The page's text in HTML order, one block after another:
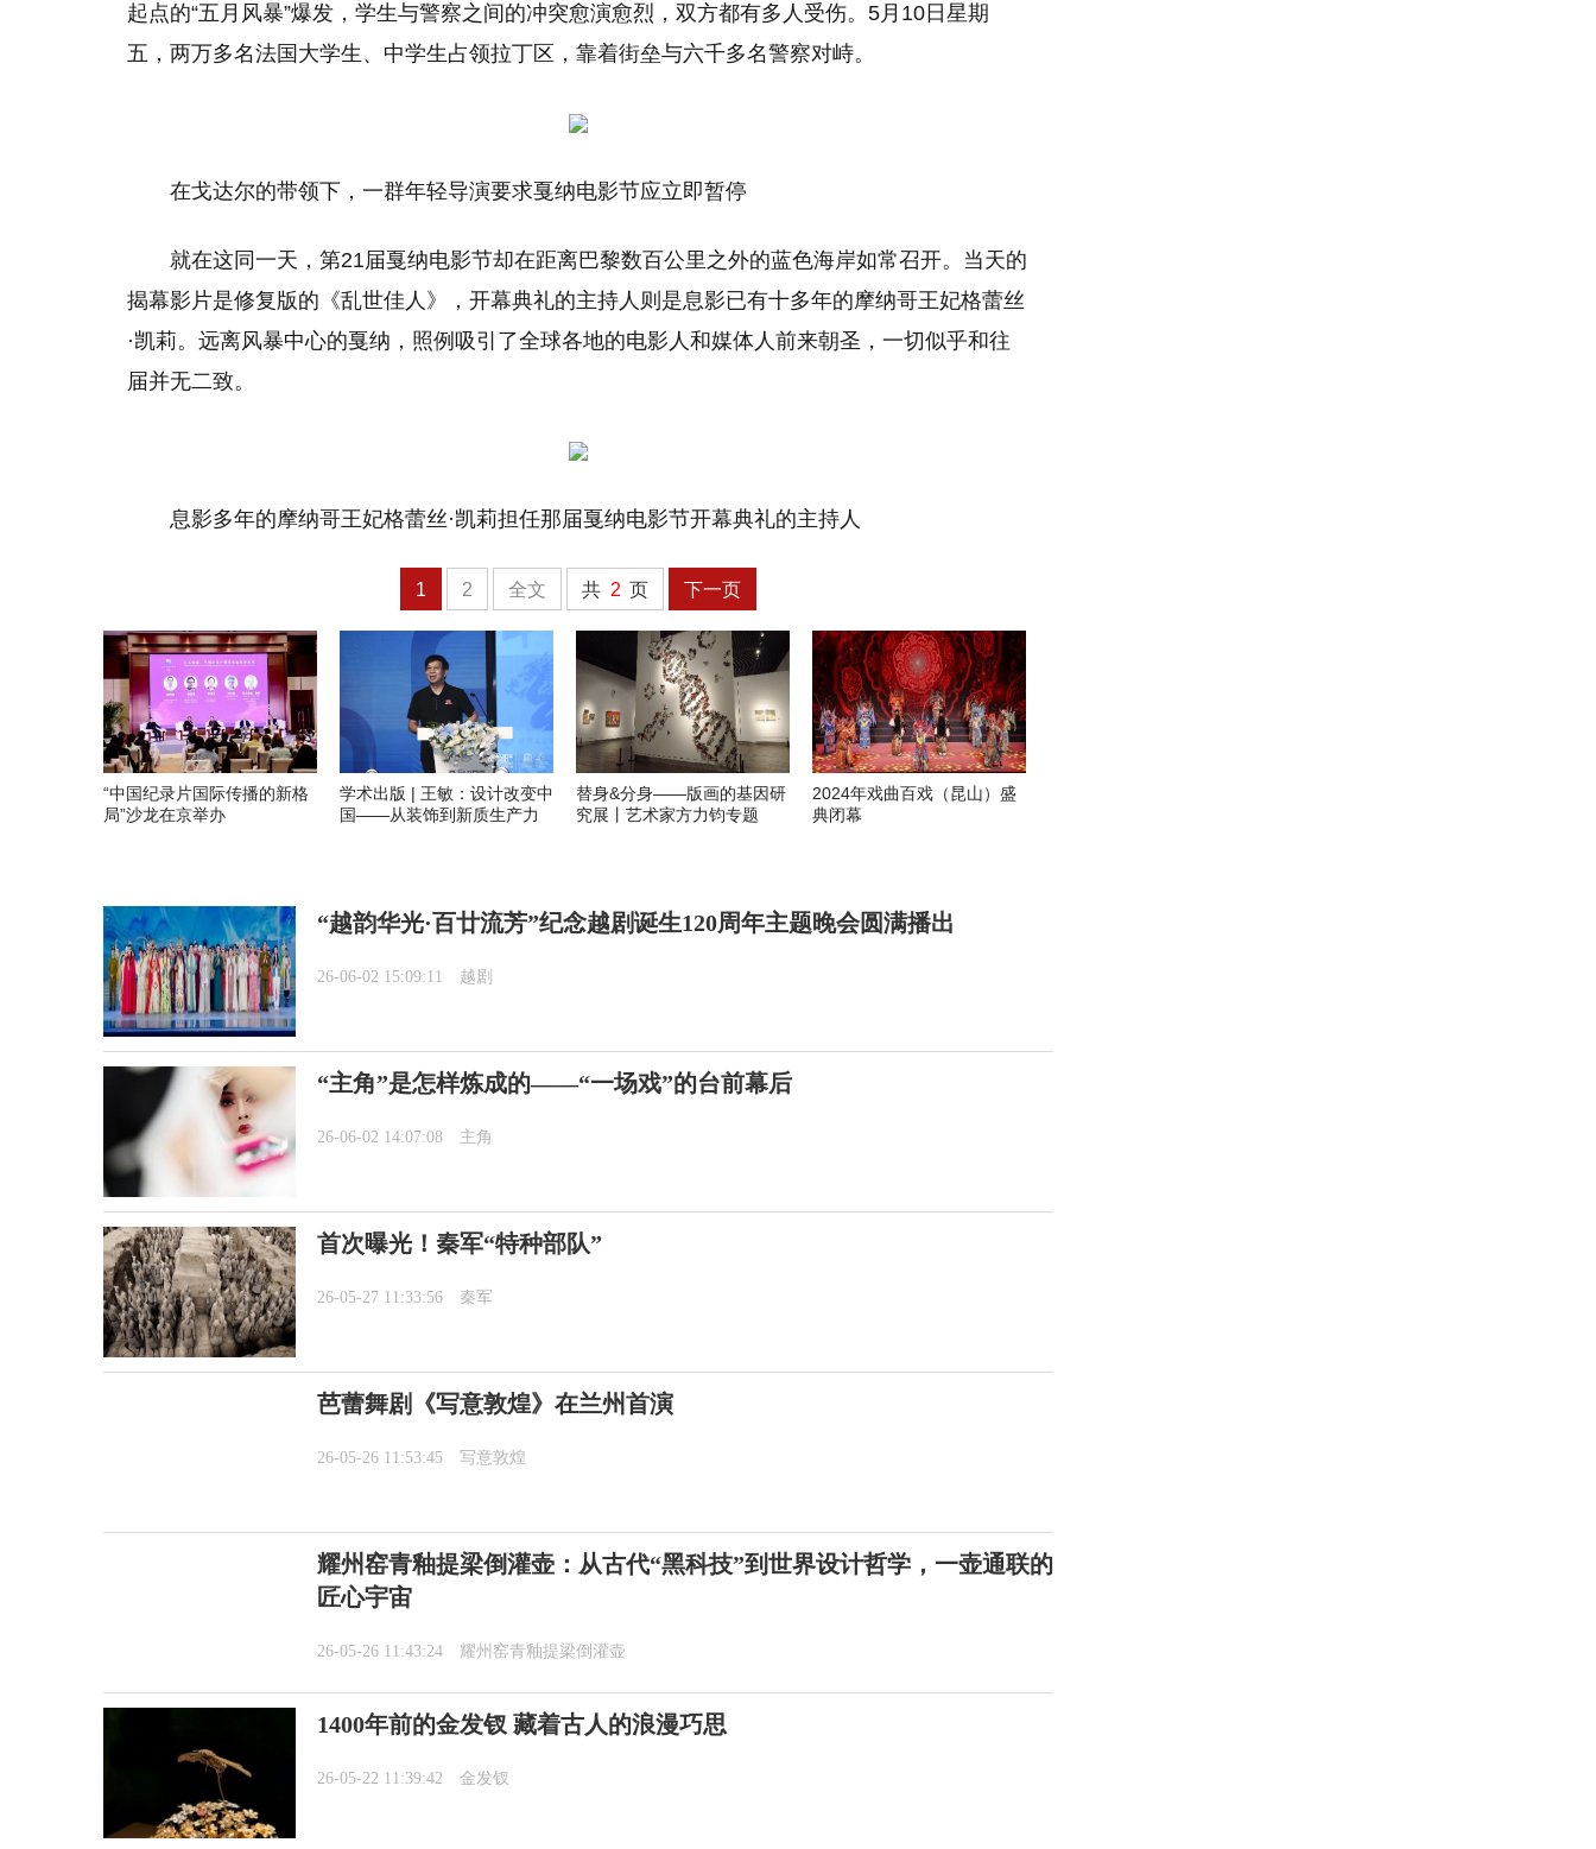
起点的“五月风暴”爆发，学生与警察之间的冲突愈演愈烈，双方都有多人受伤。5月10日星期
五，两万多名法国大学生、中学生占领拉丁区，靠着街垒与六千多名警察对峙。
在戈达尔的带领下，一群年轻导演要求戛纳电影节应立即暂停
就在这同一天，第21届戛纳电影节却在距离巴黎数百公里之外的蓝色海岸如常召开。当天的
揭幕影片是修复版的《乱世佳人》，开幕典礼的主持人则是息影已有十多年的摩纳哥王妃格蕾丝
·凯莉。远离风暴中心的戛纳，照例吸引了全球各地的电影人和媒体人前来朝圣，一切似乎和往
届并无二致。
息影多年的摩纳哥王妃格蕾丝·凯莉担任那届戛纳电影节开幕典礼的主持人
1 2 全文 共 2 页 下一页
“中国纪录片国际传播的新格
局”沙龙在京举办
学术出版 | 王敏：设计改变中
国——从装饰到新质生产力
替身&分身——版画的基因研
究展丨艺术家方力钧专题
2024年戏曲百戏（昆山）盛
典闭幕
“越韵华光·百廿流芳”纪念越剧诞生120周年主题晚会圆满播出
26-06-02 15:09:11 越剧
“主角”是怎样炼成的——“一场戏”的台前幕后
26-06-02 14:07:08 主角
首次曝光！秦军“特种部队”
26-05-27 11:33:56 秦军
芭蕾舞剧《写意敦煌》在兰州首演
26-05-26 11:53:45 写意敦煌
耀州窑青釉提梁倒灌壶：从古代“黑科技”到世界设计哲学，一壶通联的
匠心宇宙
26-05-26 11:43:24 耀州窑青釉提梁倒灌壶
1400年前的金发钗 藏着古人的浪漫巧思
26-05-22 11:39:42 金发钗